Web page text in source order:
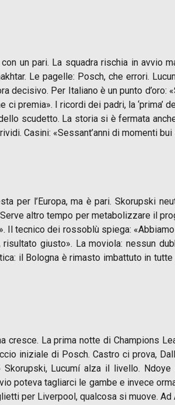
un pari. La squadra rischia in avvio
Le pagelle: Posch, che errori.
decisivo. Per Italiano è un punto
ci premia». I ricordi dei padri, la
scudetto. La storia si è fermata
Casini: «Sessant’anni di momenti
per l’Europa, ma è pari. Skorupski
altro tempo per metabolizzare il
Il tecnico dei rossoblù spiega:
giusto». La moviola: nessun
il Bologna è rimasto imbattuto in
cresce. La prima notte di Champions
iniziale di Posch. Castro ci prova,
Lucumí alza il livello.
poteva tagliarci le gambe e invece
per Liverpool, qualcosa si muove. Ad